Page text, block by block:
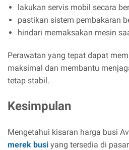
lakukan servis mobil secara
pastikan sistem pembakaran
hindari memaksakan mesin
Perawatan yang tepat dapat
maksimal dan membantu
tetap stabil.
Kesimpulan
Mengetahui kisaran harga busi
merek busi yang tersedia di